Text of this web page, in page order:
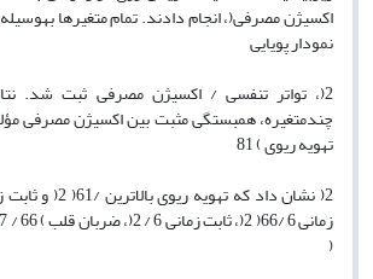
اکسیژن مصرفی(، انجام دادند. تمام متغیرها بهوسیله
نمودار پویایی
2(، تواتر تنفسی / اکسیژن مصرفی ثبت شد.
چندمتغیره، همبستگی مثبت بین اکسیژن مصرفی
تهویه ریوی ) 81
(